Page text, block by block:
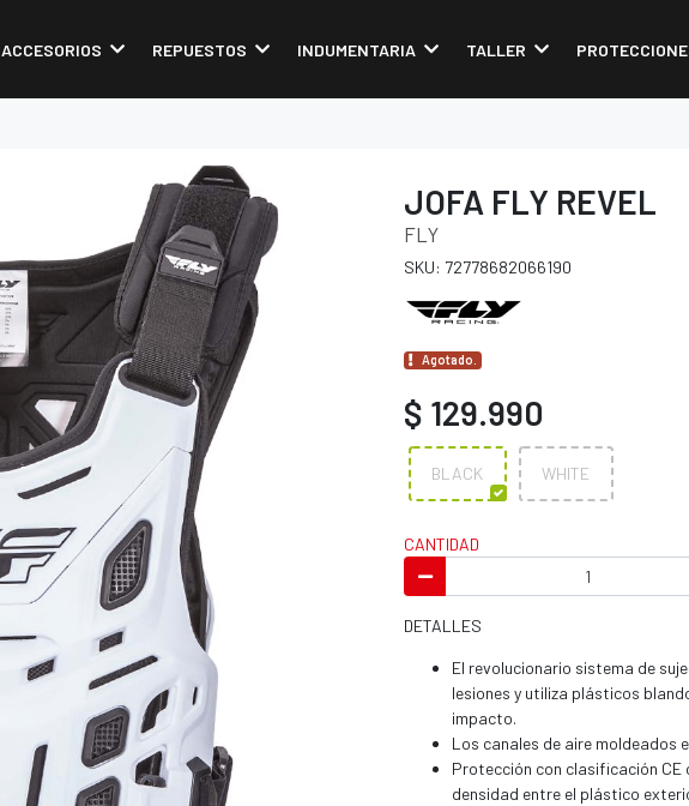
ACCESORIOS REPUESTOS INDUMENTARIA TALLER
JOFA FLY REVEL
FLY
SKU: 72778682066190
Agotado.
$ 129.990
BLACK WHITE
CANTIDAD
DETALLES
El revolucionario sistema de
lesiones y utiliza plásticos
impacto.
Los canales de aire moldeados
Protección con clasificación
densidad entre el plástico